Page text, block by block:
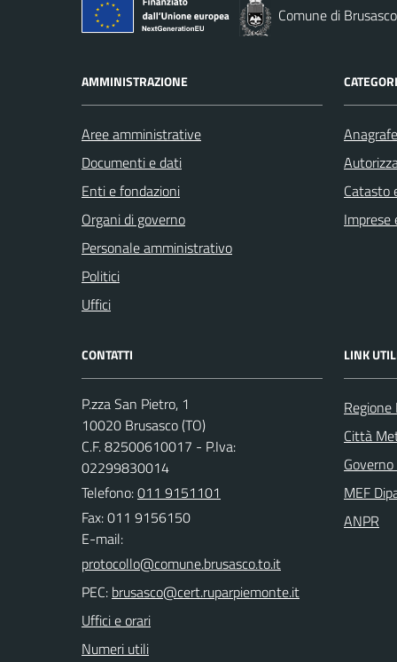
Comune di Brusasco
AMMINISTRAZIONE
Aree amministrative
Documenti e dati
Enti e fondazioni
Organi di governo
Personale amministrativo
Politici
Uffici
Catasto
Imprese
CONTATTI
P.zza San Pietro, 1
10020 Brusasco (TO)
C.F. 82500610017 - P.Iva:
02299830014
Telefono:011 9151101
Fax: 011 9156150
E-mail:
PEC:
Uffici e orari
Numeri utili
LINK
Città
MEF
ANPR